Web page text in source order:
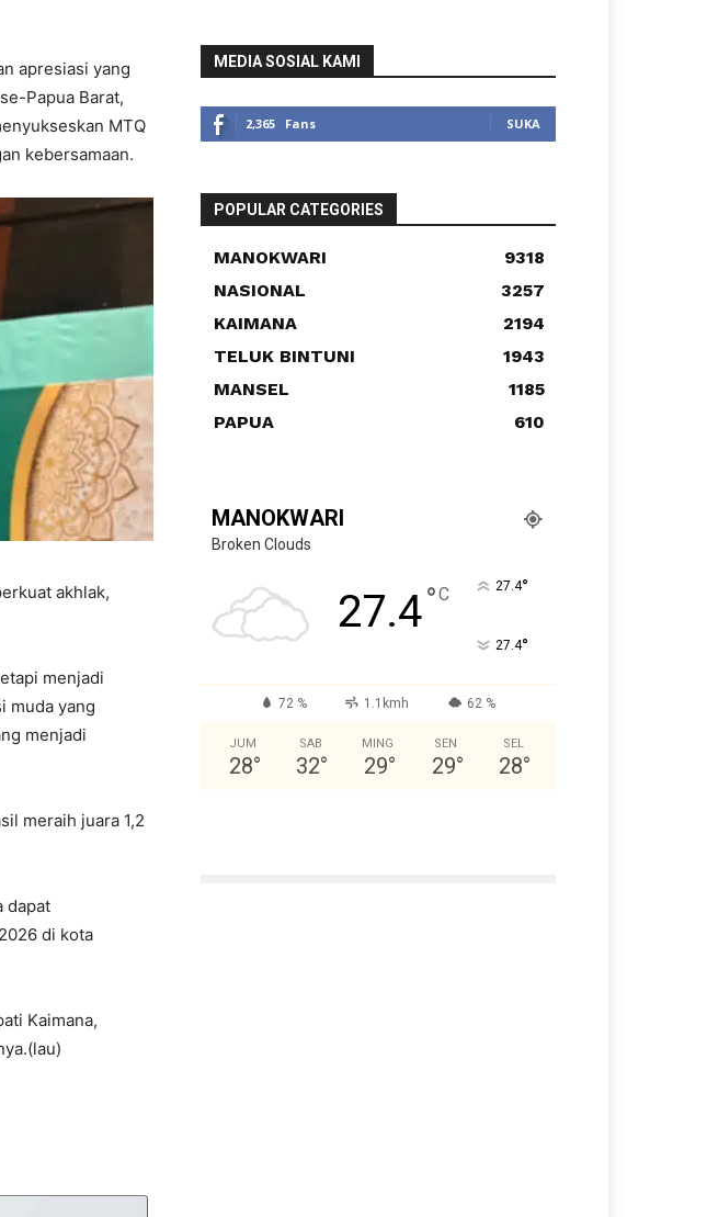
apresiasi yang
Papua Barat,
MTQ
kebersamaan.
akhlak,
menjadi
muda yang
menjadi
meraih juara 1,2
dapat
di kota
Kaimana,
MEDIA SOSIAL KAMI
2,365 Fans SUKA
POPULAR CATEGORIES
MANOKWARI
9318
NASIONAL
3257
KAIMANA
2194
TELUK BINTUNI
1943
MANSEL
1185
PAPUA
610
MANOKWARI
Broken Clouds
27.4°C 27.4°
27.4°
72 % 1.1kmh 62 %
JUM
28°
SAB
32°
MING
29°
SEN
29°
SEL
28°